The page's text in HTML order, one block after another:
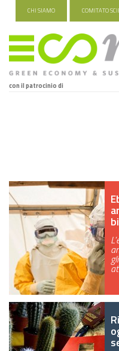
CHI SIAMO COMITATO
con il patrocinio di
INDUSTRIA VERDE
FOOD&TRAVEL
HEALTH&WELLNESS
GREEN TECH
GLOCAL
ECO-EVENTI